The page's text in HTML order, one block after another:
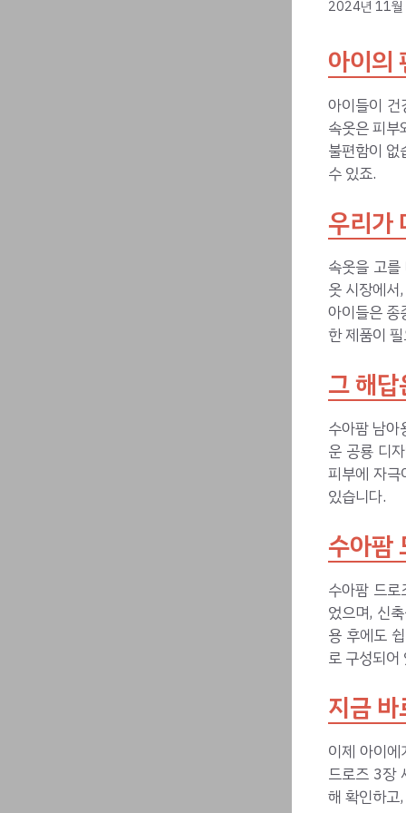
2024년 11월
아이의
아이들이 건
속옷은 피
불편함이
수 있죠.
우리가
속옷을 고
옷 시장에
아이들은 종
한 제품이
그 해
수아팜 남
운 공룡 디
피부에 자극
있습니다.
수아팜
수아팜 드
었으며, 신
용 후에도
로 구성되어
지금
이제 아이
드로즈 3장
해 확인하고